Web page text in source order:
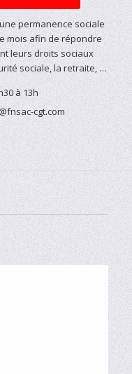
permanence sociale
mois afin de répondre
leurs droits sociaux
sociale, la retraite, …
à 13h
cgt.com